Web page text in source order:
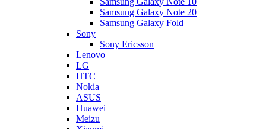
Samsung Galaxy Note 20
Samsung Galaxy Fold
Sony
Sony Ericsson
Lenovo
LG
HTC
Nokia
ASUS
Huawei
Meizu